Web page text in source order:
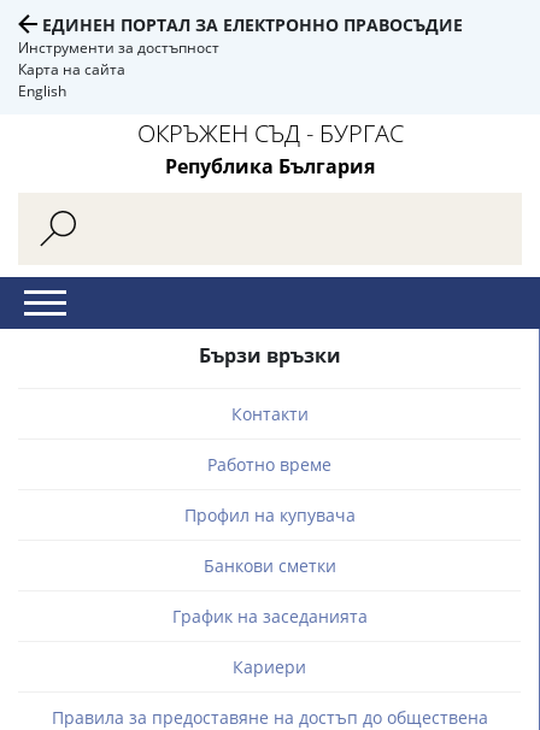
ЕДИНЕН ПОРТАЛ ЗА ЕЛЕКТРОННО ПРАВОСЪДИЕ
Инструменти за достъпност
Карта на сайта
English
ОКРЪЖЕН СЪД - БУРГАС
Република България
Бързи връзки
Контакти
Работно време
Профил на купувача
Банкови сметки
График на заседанията
Кариери
Правила за предоставяне на достъп до обществена